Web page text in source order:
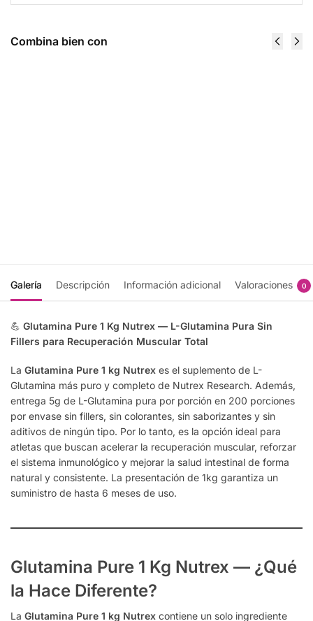
Combina bien con
Galería Descripción Información adicional Valoraciones 0
💪 Glutamina Pure 1 Kg Nutrex — L-Glutamina Pura Sin
Fillers para Recuperación Muscular Total
La Glutamina Pure 1 kg Nutrex es el suplemento de L-
Glutamina más puro y completo de Nutrex Research. Además,
entrega 5g de L-Glutamina pura por porción en 200 porciones
por envase sin fillers, sin colorantes, sin saborizantes y sin
aditivos de ningún tipo. Por lo tanto, es la opción ideal para
atletas que buscan acelerar la recuperación muscular, reforzar
el sistema inmunológico y mejorar la salud intestinal de forma
natural y consistente. La presentación de 1kg garantiza un
suministro de hasta 6 meses de uso.
Glutamina Pure 1 Kg Nutrex — ¿Qué
la Hace Diferente?
La Glutamina Pure 1 kg Nutrex contiene un solo ingrediente